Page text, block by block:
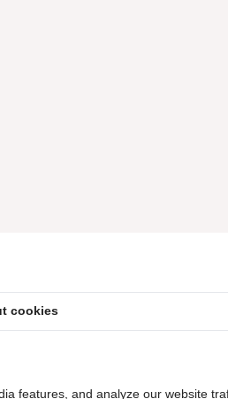
is verbroken kunnen niet
cookies
features, and analyze our website